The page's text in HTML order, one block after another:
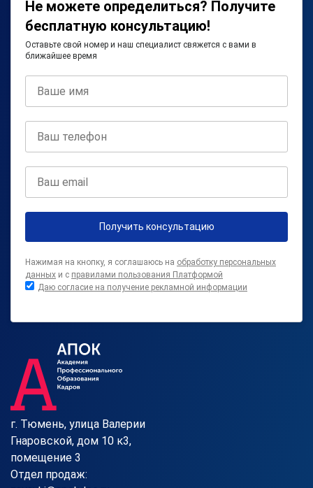
Не можете определиться? Получите
бесплатную консультацию!
Оставьте свой номер и наш специалист свяжется с вами в
ближайшее время
Получить консультацию
Нажимая на кнопку, я соглашаюсь на обработку персональных
данных и с правилами пользования Платформой
Даю согласие на получение рекламной информации
г. Тюмень, улица Валерии
Гнаровской, дом 10 к3,
помещение 3
Отдел продаж: